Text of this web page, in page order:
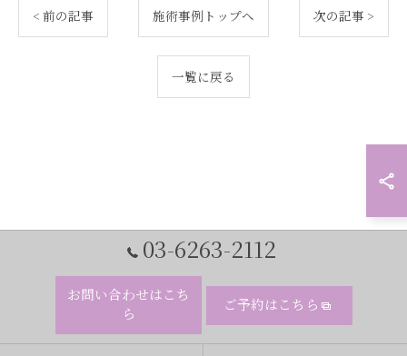
< 前の記事 施術事例トップへ 次の記事 >
一覧に戻る
03-6263-2112
お問い合わせはこち
ら
ご予約はこちら